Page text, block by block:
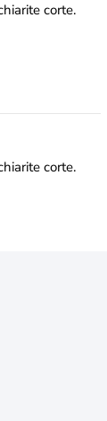
corte.
corte.